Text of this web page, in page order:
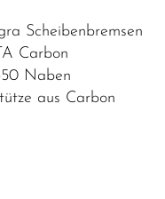
Scheibenbremsen
Carbon
Naben
aus Carbon